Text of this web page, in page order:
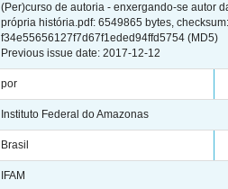
(Per)curso de autoria - enxergando-se autor
própria história.pdf: 6549865 bytes, checksum:
f34e55656127f7d67f1eded94ffd5754 (MD5)
Previous issue date: 2017-12-12
por
Instituto Federal do Amazonas
Brasil
IFAM